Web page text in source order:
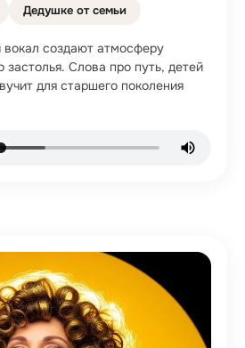
Дедушке от семьи
вокал создают атмосферу
застолья. Слова про путь, детей
для старшего поколения